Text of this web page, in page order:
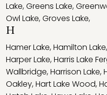
Lake,Greens Lake,
Owl Lake,Groves Lake,
H
Hamer Lake,Hamilton Lake,
Harper Lake,Harris Lake
Wallbridge,Harrison Lake,
Oakley,Hart Lake Wood,